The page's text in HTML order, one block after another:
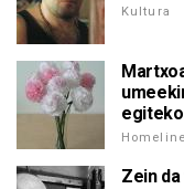
Kultura
Zein